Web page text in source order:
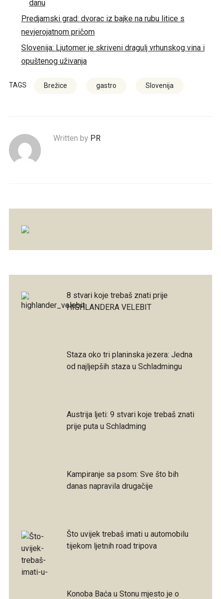
danu
Predjamski grad: dvorac iz bajke na rubu litice s
nevjerojatnom pričom
Slovenija: Ljutomer je skriveni dragulj vrhunskog vina i
opuštenog uživanja
TAGS Brežice gastro Slovenija
Written by PR
8 stvari koje trebaš znati prije
HIGHLANDERA VELEBIT
Staza oko tri planinska jezera: Jedna
od najljepših staza u Schladmingu
Austrija ljeti: 9 stvari koje trebaš znati
prije puta u Schladming
Kampiranje sa psom: Sve što bih
danas napravila drugačije
Što uvijek trebaš imati u automobilu
tijekom ljetnih road tripova
Konoba Baća u Stonu mjesto je o